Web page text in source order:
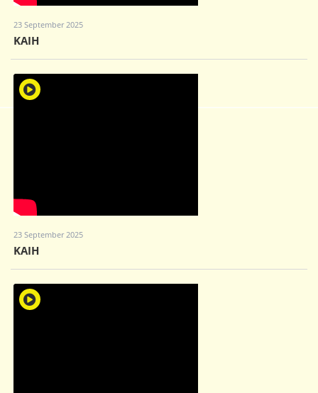
23 September 2025
KAIH
23 September 2025
KAIH